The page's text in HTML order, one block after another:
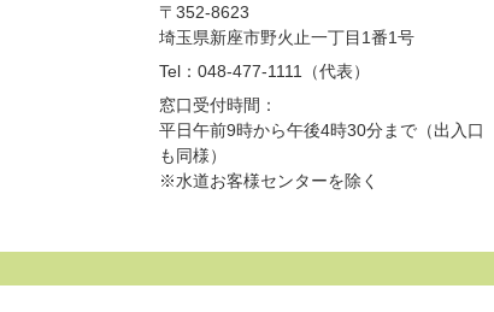
〒352-8623
埼玉県新座市野火止一丁目1番1号
Tel：048-477-1111（代表）
窓口受付時間：
平日午前9時から午後4時30分まで（出入口
も同様）
※水道お客様センターを除く